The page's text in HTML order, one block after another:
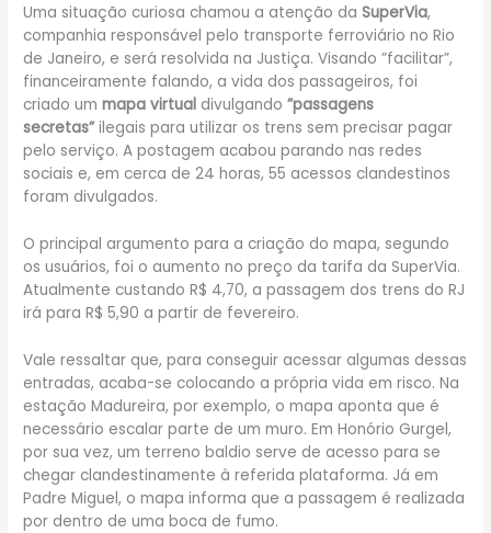
Uma situação curiosa chamou a atenção daSuperVia,
companhia responsável pelo transporte ferroviário no Rio
de Janeiro, e será resolvida na Justiça. Visando ”facilitar”,
financeiramente falando, a vida dos passageiros, foi
criado ummapa virtual divulgando”passagens
secretas”ilegais para utilizar os trens sem precisar pagar
pelo serviço. A postagem acabou parando nas redes
sociais e, em cerca de 24 horas, 55 acessos clandestinos
foram divulgados.
O principal argumento para a criação do mapa, segundo
os usuários, foi o aumento no preço da tarifa da SuperVia.
Atualmente custando R$ 4,70, a passagem dos trens do RJ
irá para R$ 5,90 a partir de fevereiro.
Vale ressaltar que, para conseguir acessar algumas dessas
entradas, acaba-se colocando a própria vida em risco. Na
estação Madureira, por exemplo, o mapa aponta que é
necessário escalar parte de um muro. Em Honório Gurgel,
por sua vez, um terreno baldio serve de acesso para se
chegar clandestinamente à referida plataforma. Já em
Padre Miguel, o mapa informa que a passagem é realizada
por dentro de uma boca de fumo.